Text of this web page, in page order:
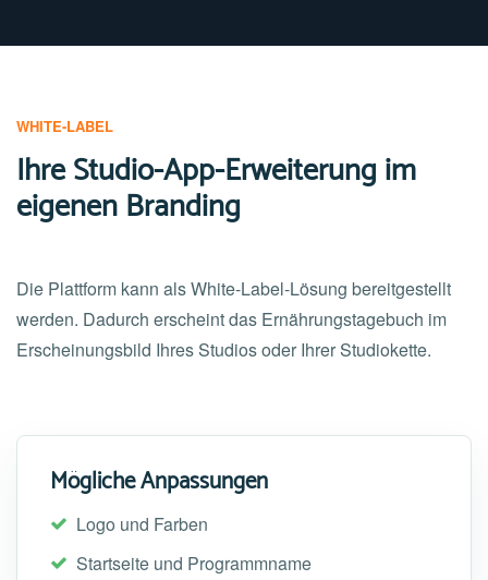
WHITE-LABEL
Ihre Studio-App-Erweiterung im
eigenen Branding
Die Plattform kann als White-Label-Lösung bereitgestellt
werden. Dadurch erscheint das Ernährungstagebuch im
Erscheinungsbild Ihres Studios oder Ihrer Studiokette.
Mögliche Anpassungen
Logo und Farben
Startseite und Programmname